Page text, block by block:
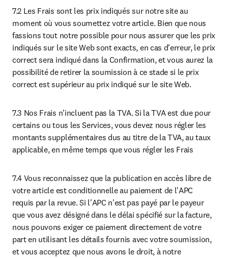
7.2 Les Frais sont les prix indiqués sur notre site au
moment où vous soumettez votre article. Bien que nous
fassions tout notre possible pour nous assurer que les prix
indiqués sur le site Web sont exacts, en cas d'erreur, le prix
correct sera indiqué dans la Confirmation, et vous aurez la
possibilité de retirer la soumission à ce stade si le prix
correct est supérieur au prix indiqué sur le site Web.
7.3 Nos Frais n'incluent pas la TVA. Si la TVA est due pour
certains ou tous les Services, vous devez nous régler les
montants supplémentaires dus au titre de la TVA, au taux
applicable, en même temps que vous régler les Frais
7.4 Vous reconnaissez que la publication en accès libre de
votre article est conditionnelle au paiement de l'APC
requis par la revue. Si l'APC n'est pas payé par le payeur
que vous avez désigné dans le délai spécifié sur la facture,
nous pouvons exiger ce paiement directement de votre
part en utilisant les détails fournis avec votre soumission,
et vous acceptez que nous avons le droit, à notre